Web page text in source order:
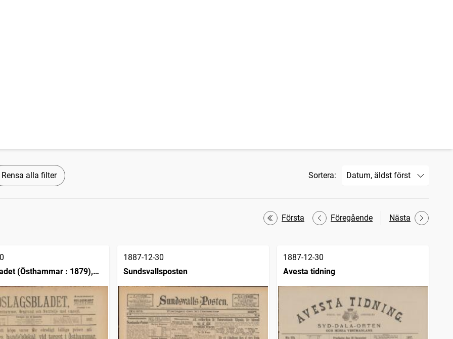
Rensa alla filter Sortera:
Första Föregående Nästa
(Östhammar : 1879),
Öregrund och
omnejd
1887-12-30
Sundsvallsposten
1887-12-30
Avesta tidning